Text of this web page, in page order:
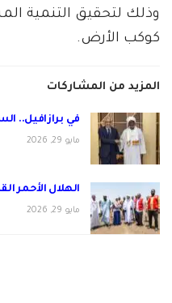
وذلك لتحقيق التنمية
كوكب الأرض.
المزيد من المشاركات
في برازافيل..
مايو 29, 2026
الهلال الأحمر
مايو 29, 2026